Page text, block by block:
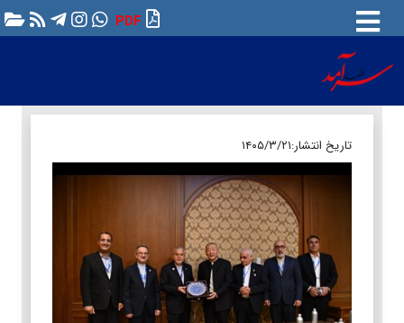
PDF
تاریخ انتشار:۱۴۰۵/۳/۲۱